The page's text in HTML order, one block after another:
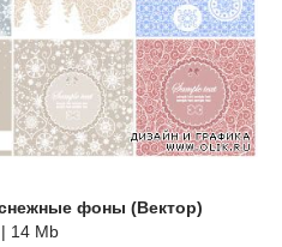
фоны (Вектор)
14 Mb